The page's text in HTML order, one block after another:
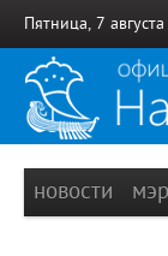
Пятница, 7
новости